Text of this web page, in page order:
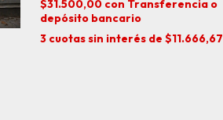
$31.500,00 con Transferencia o
depósito bancario
3 cuotas sin interés de $11.666,67